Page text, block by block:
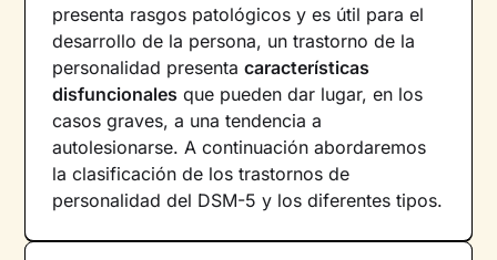
presenta rasgos patológicos y es útil para el
desarrollo de la persona, un trastorno de la
personalidad presentacaracterísticas
disfuncionales que pueden dar lugar, en los
casos graves, a una tendencia a
autolesionarse. A continuación abordaremos
la clasificación de los trastornos de
personalidad del DSM-5 y los diferentes tipos.